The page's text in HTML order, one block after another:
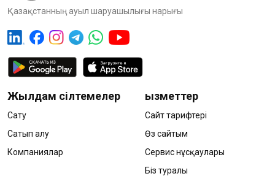
Қазақстанның ауыл шаруашылығы нарығы
Жылдам сілтемелер
Сату
Сатып алу
Компаниялар
Қызметтер
Сайт тарифтері
Өз сайтым
Сервис нұсқаулары
Біз туралы